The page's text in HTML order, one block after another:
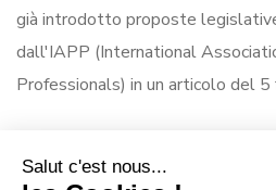
già introdotto proposte
dall'IAPP (International
Professionals) in un articolo del 5